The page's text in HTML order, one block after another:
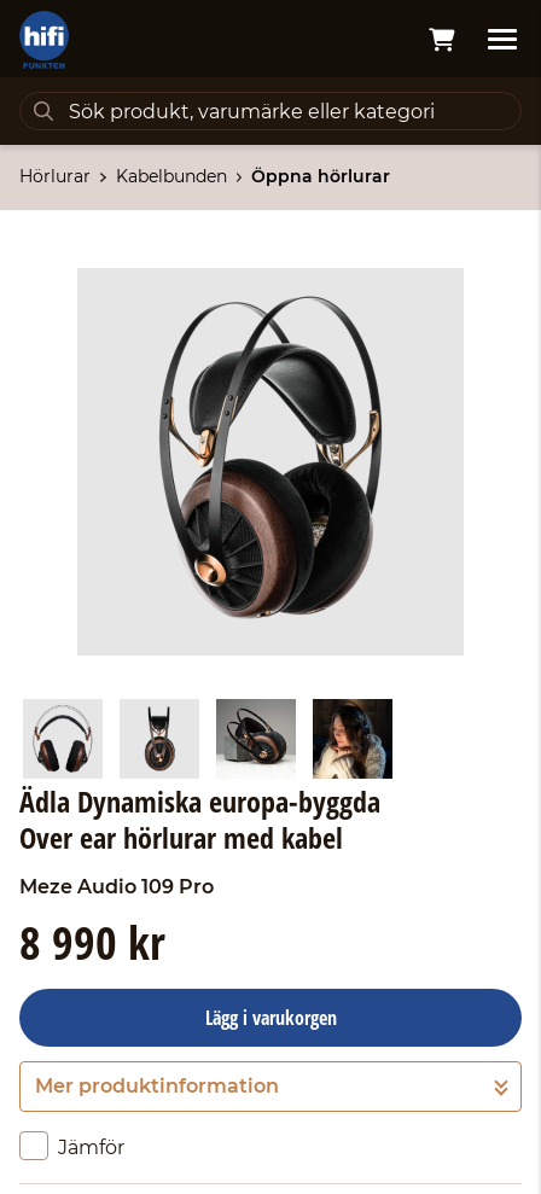
Hörlurar Kabelbunden Öppna hörlurar
Ädla Dynamiska europa-byggda
Over ear hörlurar med kabel
Meze Audio 109 Pro
8 990 kr
Lägg i varukorgen
Gå till kassan
Mer produktinformation
Jämför